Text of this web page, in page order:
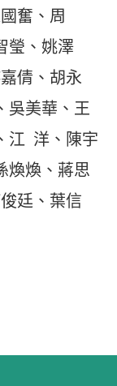
奮、周
瑩、姚澤
倩、胡永
吳美華、王
江 洋、陳宇
煥煥、蔣思
廷、葉信